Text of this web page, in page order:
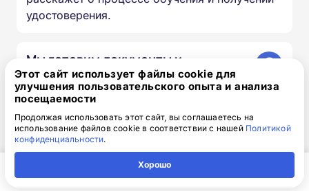
удостоверения.
Мы готовим документы и
договор
2
Все гарантийные обязательства прописаны в
договоре, к нему прилагается счёт на оплату.
Вы получаете доступ к учебным
3
Этот сайт использует файлы cookie для
улучшения пользовательского опыта и анализа
посещаемости
Продолжая использовать этот сайт, вы соглашаетесь на
использование файлов cookie в соответствии с нашей Политикой
конфиденциальности.
Хорошо